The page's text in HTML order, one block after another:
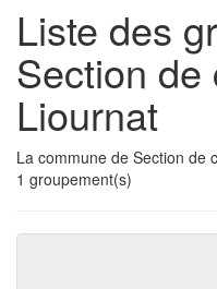
Liste des
Section de
Liournat
La commune de Section de
1 groupement(s)